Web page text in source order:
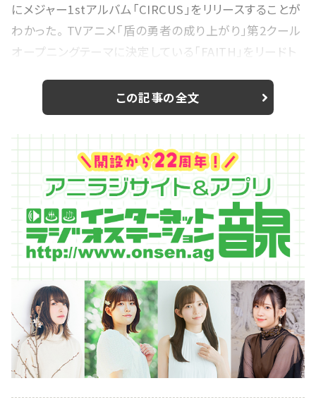
にメジャー1stアルバム「CIRCUS」をリリースすることが
わかった。 TVアニメ「盾の勇者の成り上がり」第2クール
オープニングテーマに決定している「FAITH」をリードト
を始め、既存シングル収録曲や新曲などが収録される。
今作で特筆すべきはボーナストラックの豪華さだ。TVア
ニメ「盾の勇者の成り上がり」の海外配信向けに制作さ
れた「RISE English version」、「FAITH En...
この記事の全文